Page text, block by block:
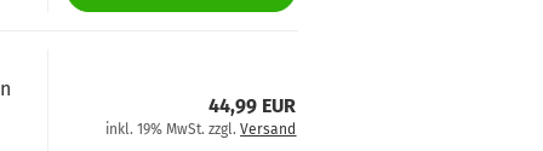
44,99 EUR
inkl. 19% MwSt. zzgl.Versand